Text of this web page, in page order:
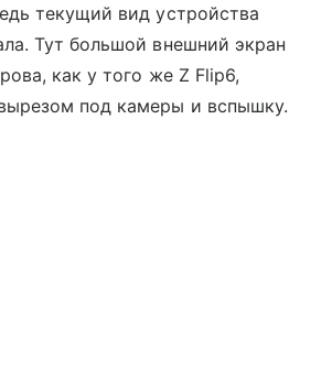
текущий вид устройства
Тут большой внешний экран
как у того же Z Flip6,
под камеры и вспышку.